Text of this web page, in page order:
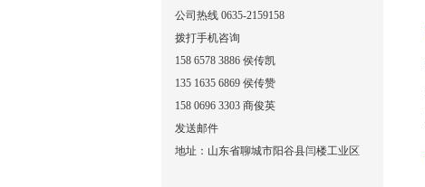
公司热线 0635-2159158
拨打手机咨询
158 6578 3886 侯传凯
135 1635 6869 侯传赞
158 0696 3303 商俊英
发送邮件
地址：山东省聊城市阳谷县闫楼工业区